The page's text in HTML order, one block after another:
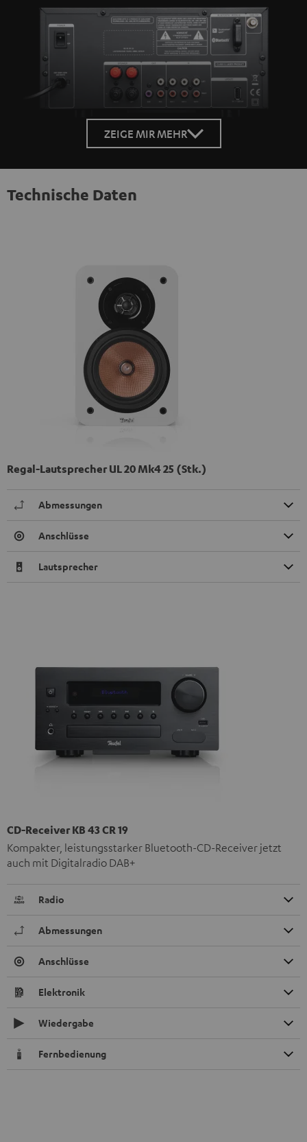
ZEIGE MIR MEHR
Technische Daten
Regal-Lautsprecher UL 20 Mk4 25 (Stk.)
Abmessungen
Anschlüsse
Lautsprecher
CD-Receiver KB 43 CR 19
Kompakter, leistungsstarker Bluetooth-CD-Receiver jetzt
auch mit Digitalradio DAB+
Radio
Abmessungen
Anschlüsse
Elektronik
Wiedergabe
Fernbedienung